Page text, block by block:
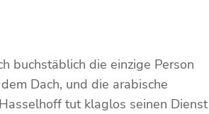
buchstäblich die einzige Person
Dach, und die arabische
tut klaglos seinen Dienst